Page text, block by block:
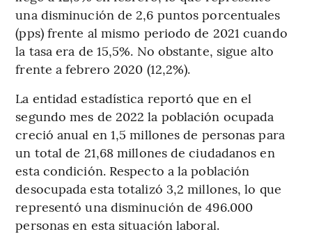
una disminución de 2,6 puntos porcentuales
(pps) frente al mismo periodo de 2021 cuando
la tasa era de 15,5%. No obstante, sigue alto
frente a febrero 2020 (12,2%).
La entidad estadística reportó que en el
segundo mes de 2022 la población ocupada
creció anual en 1,5 millones de personas para
un total de 21,68 millones de ciudadanos en
esta condición. Respecto a la población
desocupada esta totalizó 3,2 millones, lo que
representó una disminución de 496.000
personas en esta situación laboral.